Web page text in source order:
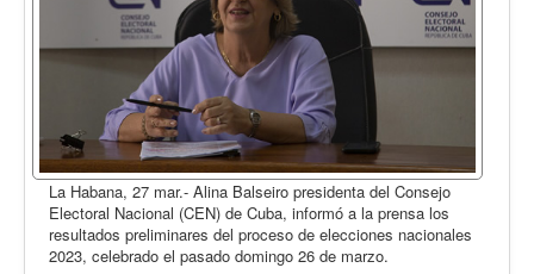
La Habana, 27 mar.- Alina Balseiro presidenta del Consejo
Electoral Nacional (CEN) de Cuba, informó a la prensa los
resultados preliminares del proceso de elecciones nacionales
2023, celebrado el pasado domingo 26 de marzo.